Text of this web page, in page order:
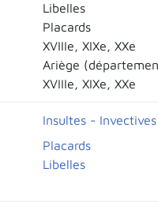
Libelles
Placards
XVIIIe, XIXe, XXe
Ariège
XVIIIe, XIXe, XXe
Insultes -
Placards
Libelles